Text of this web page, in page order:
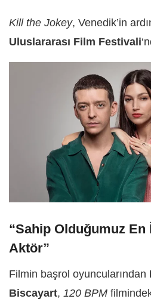
Kill the Jokey, Venedik’in
Uluslararası Film Festivali
“Sahip Olduğumuz
Aktör”
Filmin başrol oyuncularından
Biscayart, 120 BPM